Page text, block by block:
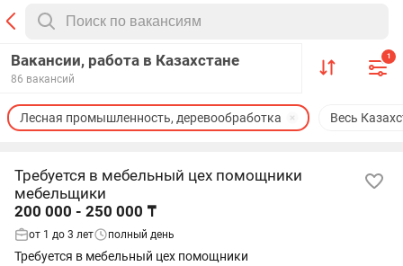
Вакансии, работа в Казахстане
86 вакансий
1
Весь
Лесная промышленность, деревообработка
Требуется в мебельный цех помощники
мебельщики
200 000 - 250 000 ₸
от 1 до 3 лет полный день
Требуется в мебельный цех помощники